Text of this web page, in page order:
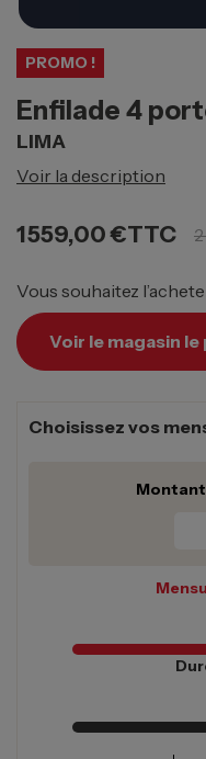
PROMO !
Enfilade 4
LIMA
Voir la description
1 559,00 €TTC
Vous souhaitez
Voir le magasin
Choisissez vos